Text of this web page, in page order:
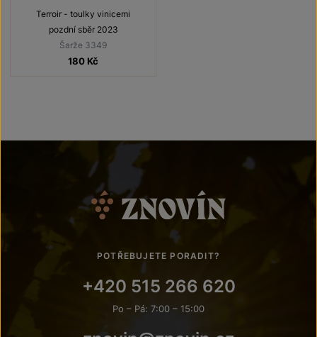
Terroir - toulky vinicemi
pozdní sběr 2023
Šarže 3349
180 Kč
POTŘEBUJETE PORADIT?
+420 515 266 620
Po – Pá: 7:00 – 15:00